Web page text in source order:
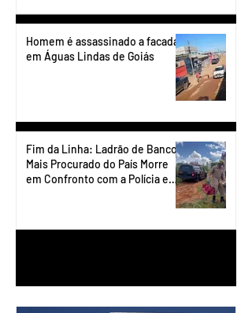
Homem é assassinado a facadas
em Águas Lindas de Goiás
Fim da Linha: Ladrão de Banco
Mais Procurado do País Morre
em Confronto com a Polícia em